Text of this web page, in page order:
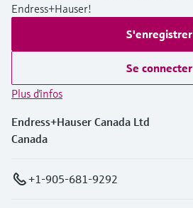
Endress+Hauser!
S'enregistrer
Se connecter
Plus d'infos
Endress+Hauser Canada Ltd
Canada
+1-905-681-9292